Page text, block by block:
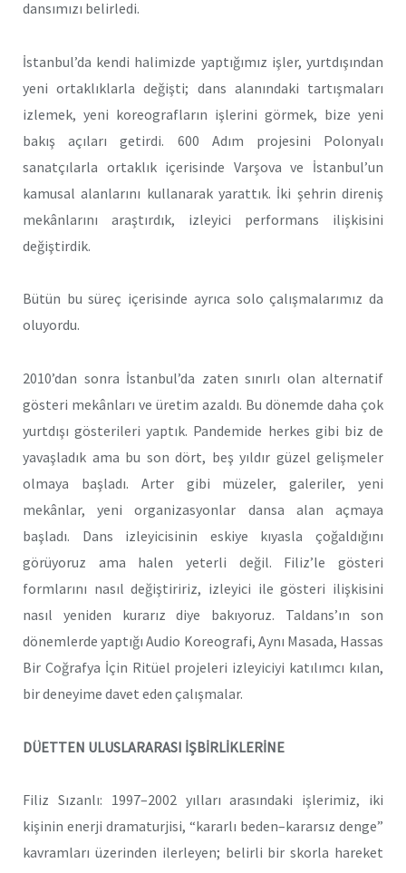
dansımızı belirledi.
İstanbul’da kendi halimizde yaptığımız işler, yurtdışından
yeni ortaklıklarla değişti; dans alanındaki tartışmaları
izlemek, yeni koreografların işlerini görmek, bize yeni
bakış açıları getirdi. 600 Adım projesini Polonyalı
sanatçılarla ortaklık içerisinde Varşova ve İstanbul’un
kamusal alanlarını kullanarak yarattık. İki şehrin direniş
mekânlarını araştırdık, izleyici performans ilişkisini
değiştirdik.
Bütün bu süreç içerisinde ayrıca solo çalışmalarımız da
oluyordu.
2010’dan sonra İstanbul’da zaten sınırlı olan alternatif
gösteri mekânları ve üretim azaldı. Bu dönemde daha çok
yurtdışı gösterileri yaptık. Pandemide herkes gibi biz de
yavaşladık ama bu son dört, beş yıldır güzel gelişmeler
olmaya başladı. Arter gibi müzeler, galeriler, yeni
mekânlar, yeni organizasyonlar dansa alan açmaya
başladı. Dans izleyicisinin eskiye kıyasla çoğaldığını
görüyoruz ama halen yeterli değil. Filiz’le gösteri
formlarını nasıl değiştiririz, izleyici ile gösteri ilişkisini
nasıl yeniden kurarız diye bakıyoruz. Taldans’ın son
dönemlerde yaptığı Audio Koreografi, Aynı Masada, Hassas
Bir Coğrafya İçin Ritüel projeleri izleyiciyi katılımcı kılan,
bir deneyime davet eden çalışmalar.
DÜETTEN ULUSLARARASI İŞBİRLİKLERİNE
Filiz Sızanlı: 1997–2002 yılları arasındaki işlerimiz, iki
kişinin enerji dramaturjisi, “kararlı beden–kararsız denge”
kavramları üzerinden ilerleyen; belirli bir skorla hareket